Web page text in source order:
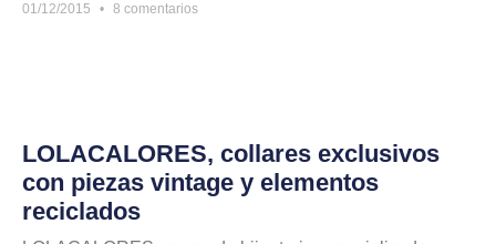
01/12/2015 8 comentarios
LOLACALORES, collares exclusivos
con piezas vintage y elementos
reciclados